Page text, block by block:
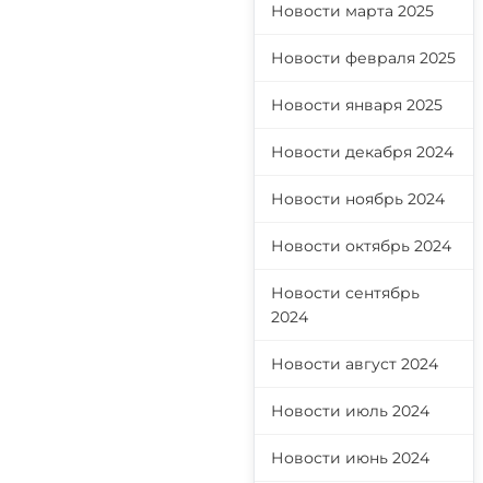
Новости марта 2025
Новости февраля 2025
Новости января 2025
Новости декабря 2024
Новости ноябрь 2024
Новости октябрь 2024
Новости сентябрь
2024
Новости август 2024
Новости июль 2024
Новости июнь 2024